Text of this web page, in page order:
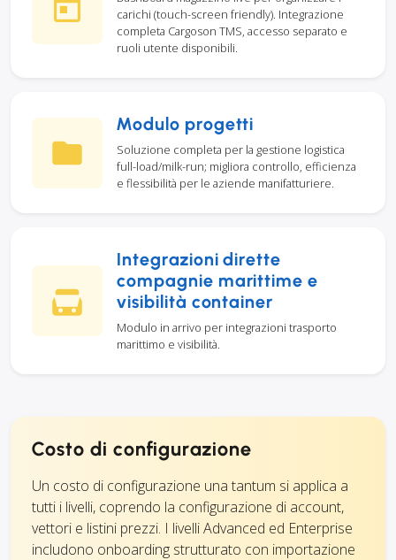
carichi (touch-screen friendly). Integrazione
completa Cargoson TMS, accesso separato e
ruoli utente disponibili.
Modulo progetti
Soluzione completa per la gestione logistica
full-load/milk-run; migliora controllo, efficienza
e flessibilità per le aziende manifatturiere.
Integrazioni dirette
compagnie marittime e
visibilità container
Modulo in arrivo per integrazioni trasporto
marittimo e visibilità.
Costo di configurazione
Un costo di configurazione una tantum si applica a
tutti i livelli, coprendo la configurazione di account,
vettori e listini prezzi. I livelli Advanced ed Enterprise
includono onboarding strutturato con importazione